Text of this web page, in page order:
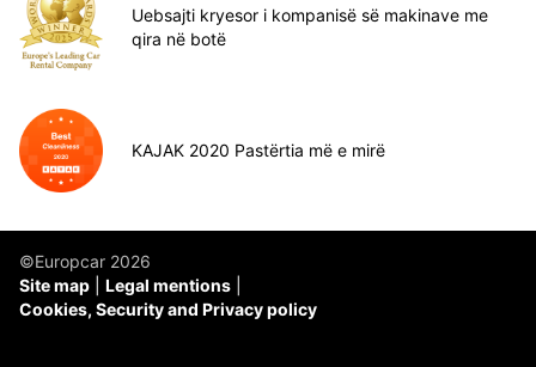
Uebsajti kryesor i kompanisë së makinave me
qira në botë
KAJAK 2020 Pastërtia më e mirë
©Europcar 2026
Site map
Legal mentions
Cookies, Security and Privacy policy